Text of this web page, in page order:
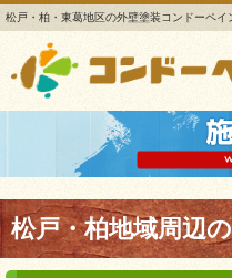
松戸・柏・東葛地区の外壁塗装コンドーペイ
松戸・柏地域周辺